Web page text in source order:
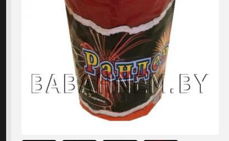
Аренда спецэффектов
КАТАЛОГ ПИРОТЕХНИКИ
Цветной дым
⚡️ от 10р. до 65р.
Малые салюты